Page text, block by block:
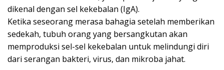
dikenal dengan sel kekebalan (IgA).
Ketika seseorang merasa bahagia setelah memberikan
sedekah, tubuh orang yang bersangkutan akan
memproduksi sel-sel kekebalan untuk melindungi diri
dari serangan bakteri, virus, dan mikroba jahat.